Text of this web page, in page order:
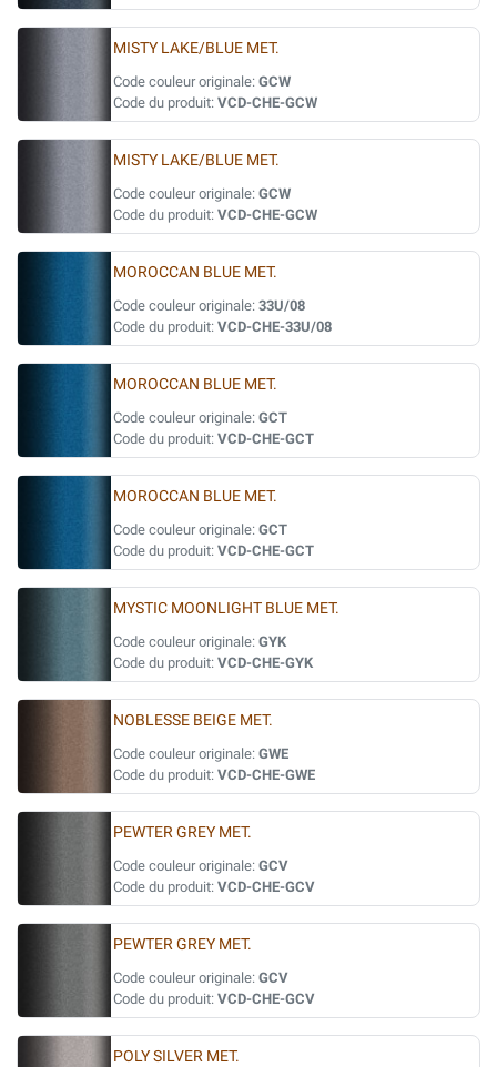
MISTY LAKE/BLUE MET.
Code couleur originale: GCW
Code du produit: VCD-CHE-GCW
MISTY LAKE/BLUE MET.
Code couleur originale: GCW
Code du produit: VCD-CHE-GCW
MOROCCAN BLUE MET.
Code couleur originale: 33U/08
Code du produit: VCD-CHE-33U/08
MOROCCAN BLUE MET.
Code couleur originale: GCT
Code du produit: VCD-CHE-GCT
MOROCCAN BLUE MET.
Code couleur originale: GCT
Code du produit: VCD-CHE-GCT
MYSTIC MOONLIGHT BLUE MET.
Code couleur originale: GYK
Code du produit: VCD-CHE-GYK
NOBLESSE BEIGE MET.
Code couleur originale: GWE
Code du produit: VCD-CHE-GWE
PEWTER GREY MET.
Code couleur originale: GCV
Code du produit: VCD-CHE-GCV
PEWTER GREY MET.
Code couleur originale: GCV
Code du produit: VCD-CHE-GCV
POLY SILVER MET.